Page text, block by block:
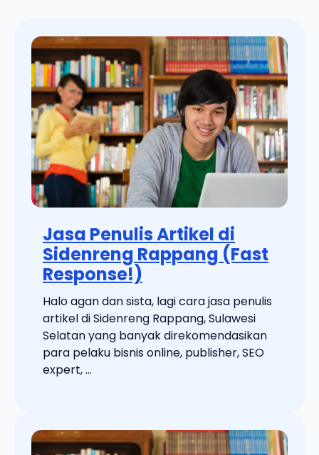
Jasa Penulis Artikel di
Sidenreng Rappang (Fast
Response!)
Halo agan dan sista, lagi cara jasa penulis
artikel di Sidenreng Rappang, Sulawesi
Selatan yang banyak direkomendasikan
para pelaku bisnis online, publisher, SEO
expert, ...